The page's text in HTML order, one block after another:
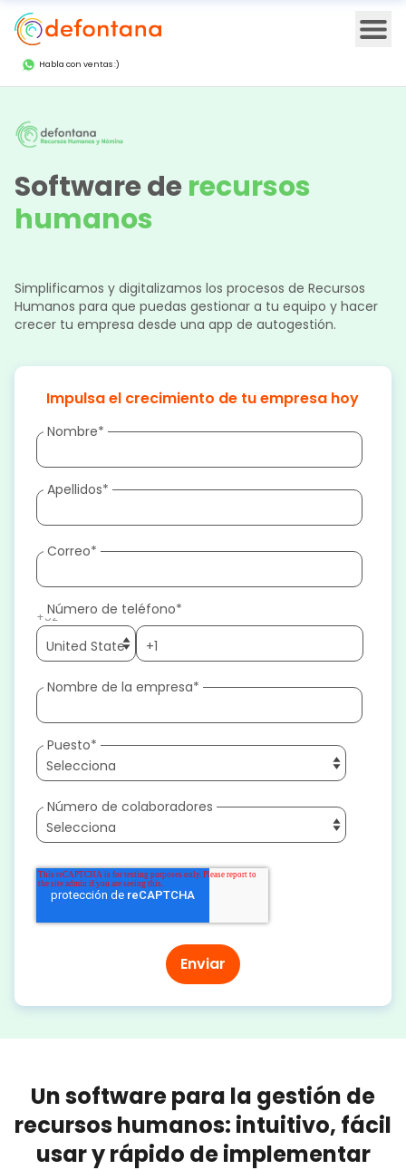
Habla con ventas :)
Software derecursos
humanos
Simplificamos y digitalizamos los procesos de Recursos
Humanos para que puedas gestionar a tu equipo y hacer
crecer tu empresa desde una app de autogestión.
Impulsa el crecimiento de tu empresa hoy
Nombre*
Apellidos*
Correo*
Número de teléfono*
+52
Nombre de la empresa*
Puesto*
Número de colaboradores
Un software para la gestión de
recursos humanos: intuitivo, fácil
usar y rápido de implementar